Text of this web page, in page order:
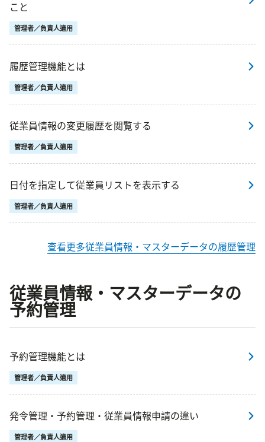
こと
管理者／負責人適用
履歴管理機能とは
管理者／負責人適用
従業員情報の変更履歴を閲覧する
管理者／負責人適用
日付を指定して従業員リストを表示する
管理者／負責人適用
查看更多従業員情報・マスターデータの履歴管理
従業員情報・マスターデータの
予約管理
予約管理機能とは
管理者／負責人適用
発令管理・予約管理・従業員情報申請の違い
管理者／負責人適用